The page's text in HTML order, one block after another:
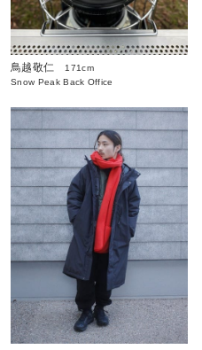
鳥越敬仁
171cm
Snow Peak Back Office